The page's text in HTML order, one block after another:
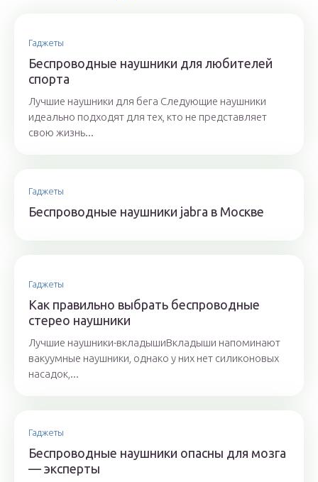
Гаджеты
Беспроводные наушники для любителей
спорта
Лучшие наушники для бега Следующие наушники
идеально подходят для тех, кто не представляет
свою жизнь...
Гаджеты
Беспроводные наушники jabra в Москве
Гаджеты
Как правильно выбрать беспроводные
стерео наушники
Лучшие наушники-вкладышиВкладыши напоминают
вакуумные наушники, однако у них нет силиконовых
насадок,...
Гаджеты
Беспроводные наушники опасны для мозга
— эксперты